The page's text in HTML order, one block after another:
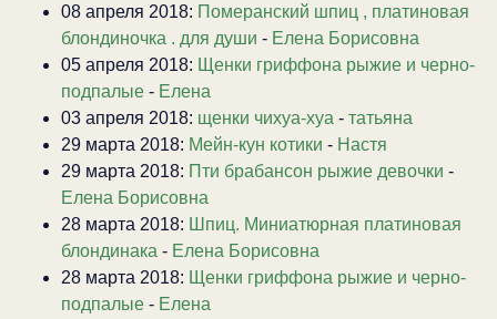
08 апреля 2018: Померанский шпиц , платиновая
блондиночка . для души - Елена Борисовна
05 апреля 2018: Щенки гриффона рыжие и черно-
подпалые - Елена
03 апреля 2018: щенки чихуа-хуа - татьяна
29 марта 2018: Мейн-кун котики - Настя
29 марта 2018: Пти брабансон рыжие девочки -
Елена Борисовна
28 марта 2018: Шпиц. Миниатюрная платиновая
блондинака - Елена Борисовна
28 марта 2018: Щенки гриффона рыжие и черно-
подпалые - Елена